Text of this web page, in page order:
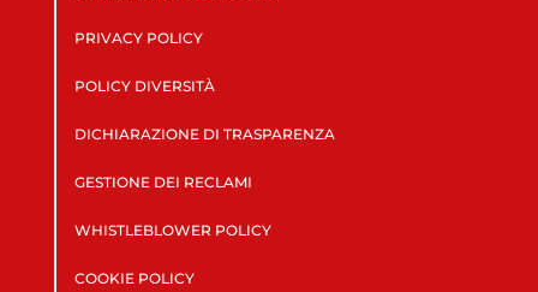
PRIVACY POLICY
POLICY DIVERSITÀ
DICHIARAZIONE DI TRASPARENZA
GESTIONE DEI RECLAMI
WHISTLEBLOWER POLICY
COOKIE POLICY